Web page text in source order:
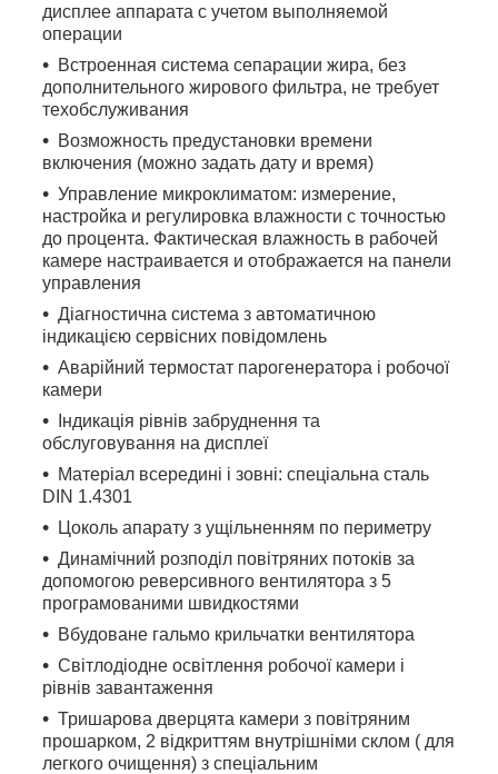
дисплее аппарата с учетом выполняемой
операции
Встроенная система сепарации жира, без
дополнительного жирового фильтра, не требует
техобслуживания
Возможность предустановки времени
включения (можно задать дату и время)
Управление микроклиматом: измерение,
настройка и регулировка влажности с точностью
до процента. Фактическая влажность в рабочей
камере настраивается и отображается на панели
управления
Діагностична система з автоматичною
індикацією сервісних повідомлень
Аварійний термостат парогенератора і робочої
камери
Індикація рівнів забруднення та
обслуговування на дисплеї
Матеріал всередині і зовні: спеціальна сталь
DIN 1.4301
Цоколь апарату з ущільненням по периметру
Динамічний розподіл повітряних потоків за
допомогою реверсивного вентилятора з 5
програмованими швидкостями
Вбудоване гальмо крильчатки вентилятора
Світлодіодне освітлення робочої камери і
рівнів завантаження
Тришарова дверцята камери з повітряним
прошарком, 2 відкриттям внутрішніми склом ( для
легкого очищення) з спеціальним